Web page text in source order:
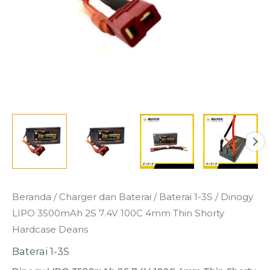
Beranda / Charger dan Baterai / Baterai 1-3S / Dinogy
LIPO 3500mAh 2S 7.4V 100C 4mm Thin Shorty
Hardcase Deans
Baterai 1-3S
Kuantitas
Dinogy
LIPO
3500mAh